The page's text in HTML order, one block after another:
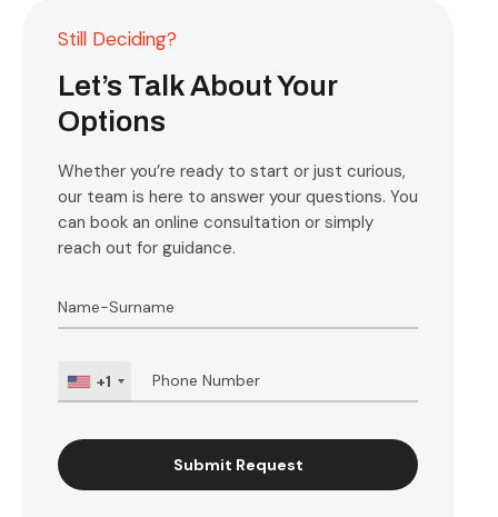
Still Deciding?
Let’s Talk About Your
Options
Whether you’re ready to start or just curious,
our team is here to answer your questions. You
can book an online consultation or simply
reach out for guidance.
+1
Submit Request